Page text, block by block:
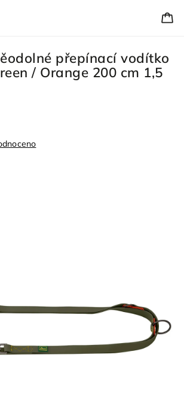
přepínací vodítko
/ Orange 200 cm 1,5